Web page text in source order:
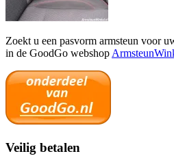
Zoekt u een pasvorm armsteun voor
in de GoodGo webshop
Veilig betalen